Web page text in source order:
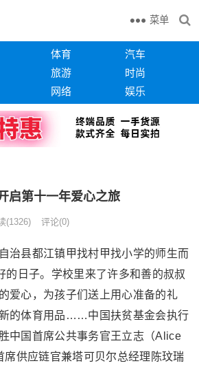
菜单
体育
汽车
旅游
时尚
网络 娱乐
启第十一年爱心之旅
(1326) 评论(0)
治县都江镇甲找村甲找小学的师生而
的日子。学校里来了许多和善的叔叔
爱心，为孩子们送上用心准备的礼
的体育用品……中国扶贫基金会执行
中国首席公共事务官王立志（Alice
席供应链官兼塔可贝尔总经理陈玟瑞